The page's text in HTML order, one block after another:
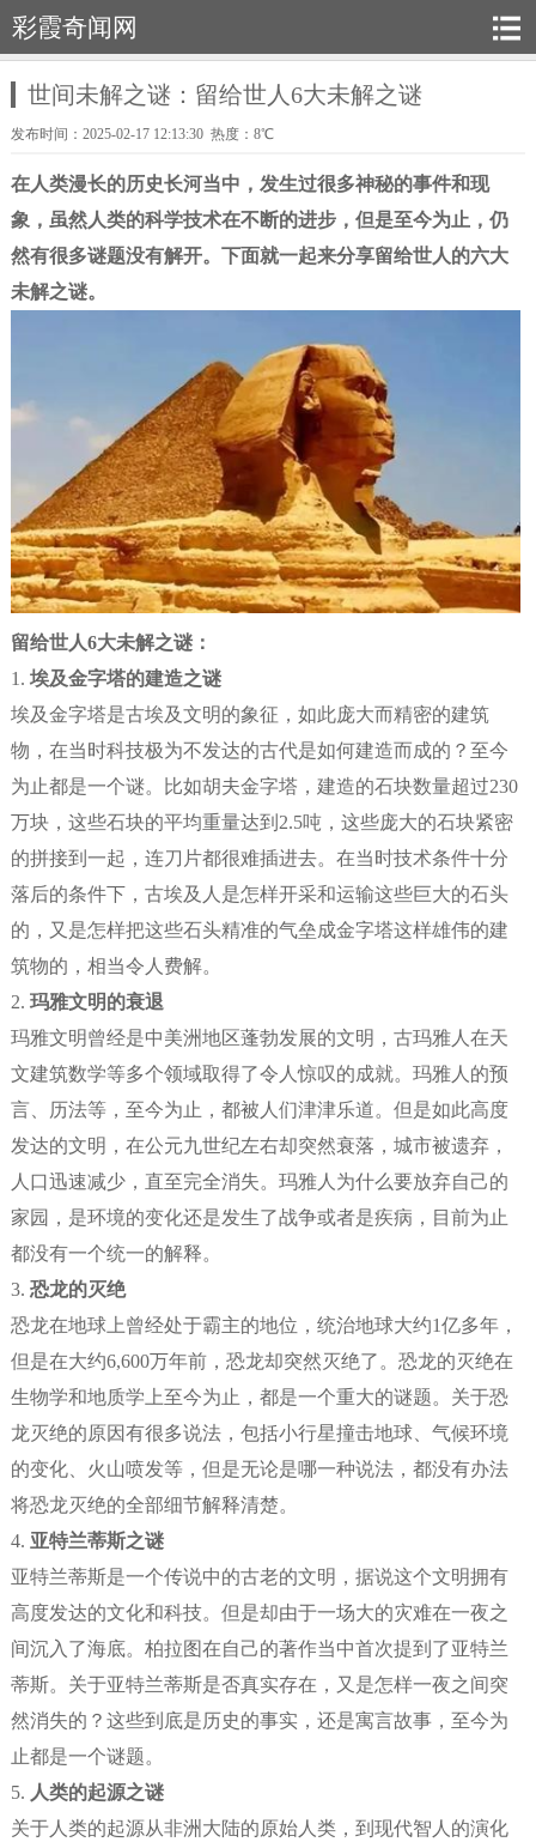
彩霞奇闻网
世间未解之谜：留给世人6大未解之谜
发布时间：2025-02-17 12:13:30 热度：8℃
在人类漫长的历史长河当中，发生过很多神秘的事件和现
象，虽然人类的科学技术在不断的进步，但是至今为止，仍
然有很多谜题没有解开。下面就一起来分享留给世人的六大
未解之谜。
留给世人6大未解之谜：
1. 埃及金字塔的建造之谜
埃及金字塔是古埃及文明的象征，如此庞大而精密的建筑
物，在当时科技极为不发达的古代是如何建造而成的？至今
为止都是一个谜。比如胡夫金字塔，建造的石块数量超过230
万块，这些石块的平均重量达到2.5吨，这些庞大的石块紧密
的拼接到一起，连刀片都很难插进去。在当时技术条件十分
落后的条件下，古埃及人是怎样开采和运输这些巨大的石头
的，又是怎样把这些石头精准的气垒成金字塔这样雄伟的建
筑物的，相当令人费解。
2. 玛雅文明的衰退
玛雅文明曾经是中美洲地区蓬勃发展的文明，古玛雅人在天
文建筑数学等多个领域取得了令人惊叹的成就。玛雅人的预
言、历法等，至今为止，都被人们津津乐道。但是如此高度
发达的文明，在公元九世纪左右却突然衰落，城市被遗弃，
人口迅速减少，直至完全消失。玛雅人为什么要放弃自己的
家园，是环境的变化还是发生了战争或者是疾病，目前为止
都没有一个统一的解释。
3. 恐龙的灭绝
恐龙在地球上曾经处于霸主的地位，统治地球大约1亿多年，
但是在大约6,600万年前，恐龙却突然灭绝了。恐龙的灭绝在
生物学和地质学上至今为止，都是一个重大的谜题。关于恐
龙灭绝的原因有很多说法，包括小行星撞击地球、气候环境
的变化、火山喷发等，但是无论是哪一种说法，都没有办法
将恐龙灭绝的全部细节解释清楚。
4. 亚特兰蒂斯之谜
亚特兰蒂斯是一个传说中的古老的文明，据说这个文明拥有
高度发达的文化和科技。但是却由于一场大的灾难在一夜之
间沉入了海底。柏拉图在自己的著作当中首次提到了亚特兰
蒂斯。关于亚特兰蒂斯是否真实存在，又是怎样一夜之间突
然消失的？这些到底是历史的事实，还是寓言故事，至今为
止都是一个谜题。
5. 人类的起源之谜
关于人类的起源从非洲大陆的原始人类，到现代智人的演化